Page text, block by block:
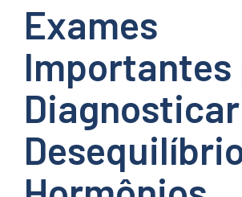
Exames
Importantes
Diagnosticar